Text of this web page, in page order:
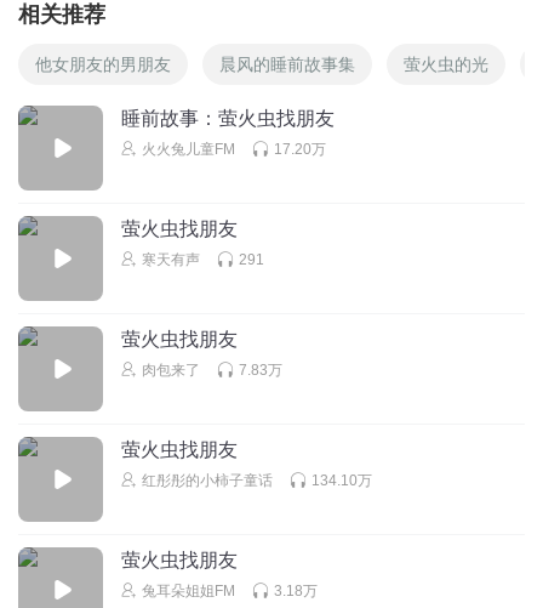
相关推荐
他女朋友的男朋友 晨风的睡前故事集 萤火虫的光
睡前故事：萤火虫找朋友
火火兔儿童FM 17.20万
萤火虫找朋友
寒天有声 291
萤火虫找朋友
肉包来了 7.83万
萤火虫找朋友
红彤彤的小柿子童话 134.10万
萤火虫找朋友
兔耳朵姐姐FM 3.18万